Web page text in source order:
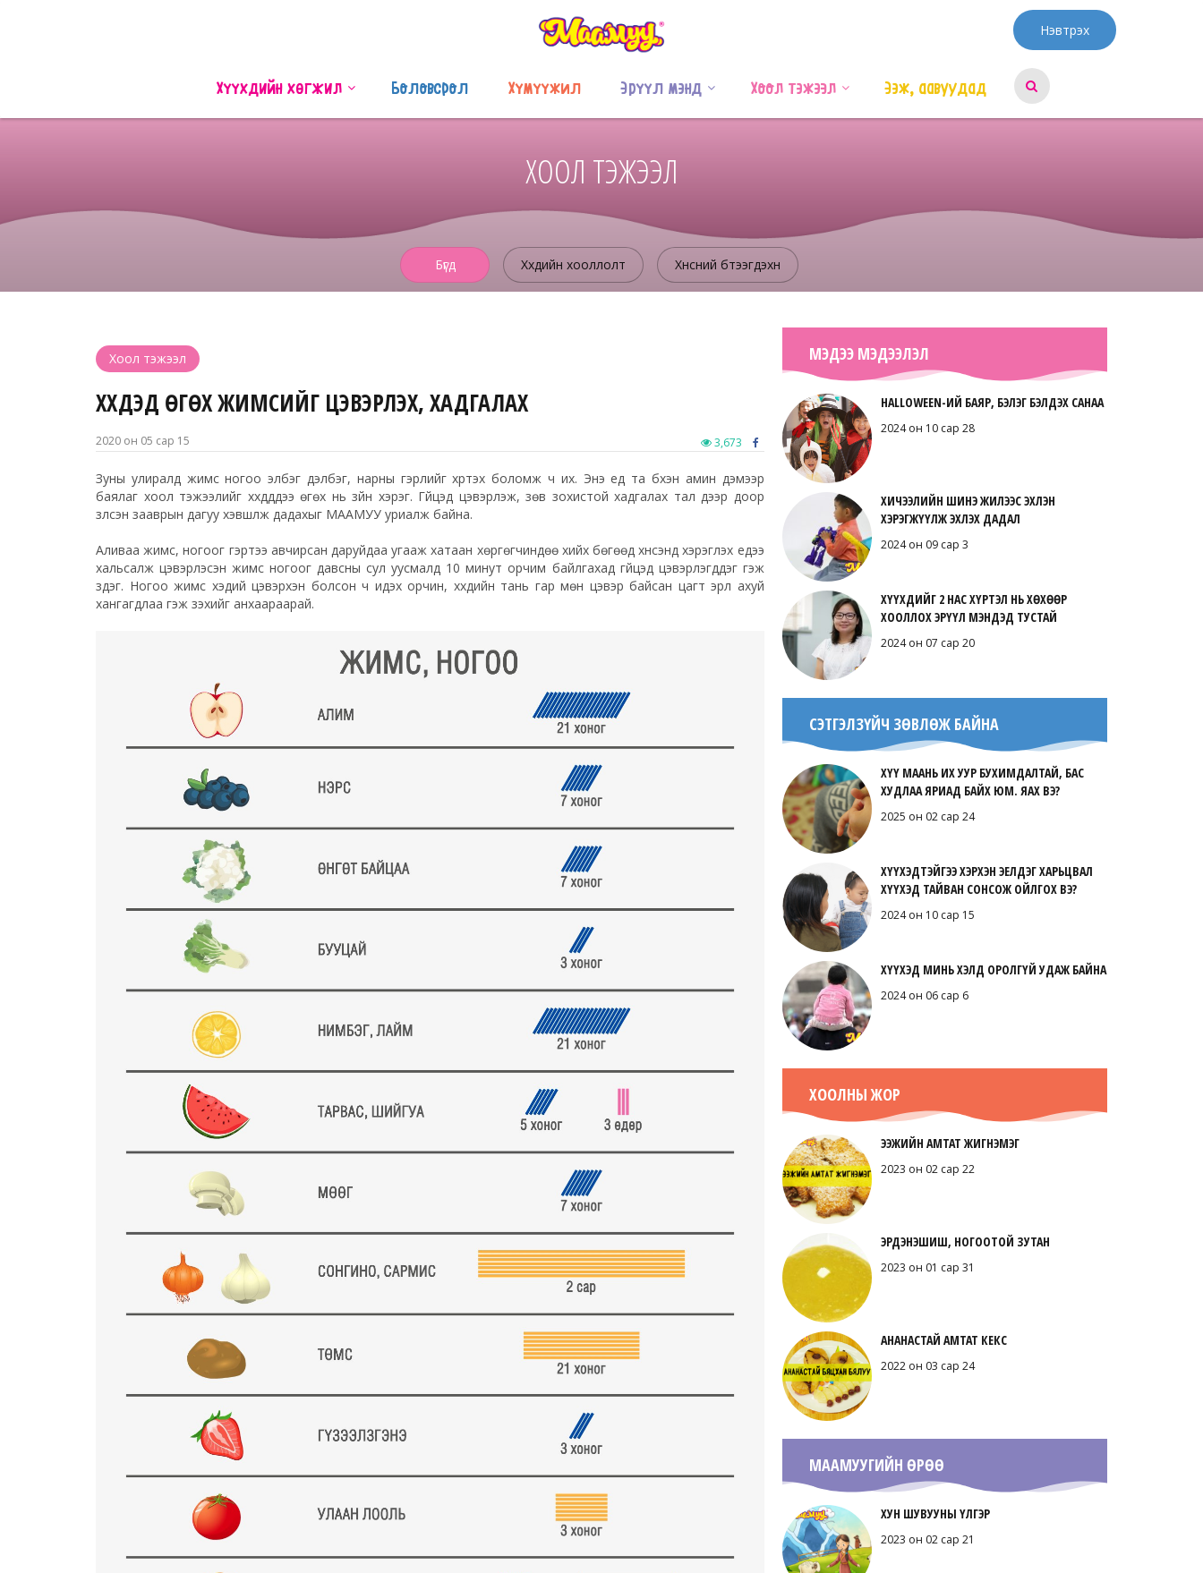
Нэвтрэх
Хүүхдийн хөгжил Боловсрол Хүмүүжил Эрүүл мэнд Хоол тэжээл Ээж, аавуудад
ХООЛ ТЭЖЭЭЛ
Бүгд Хүүхдийн хооллолт Хүнсний бүтээгдэхүүн
Хоол тэжээл
ХҮҮХДЭД ӨГӨХ ЖИМСИЙГ ЦЭВЭРЛЭХ, ХАДГАЛАХ
2020 он 05 сар 15 3,673
Зуны улиралд жимс ногоо элбэг дэлбэг, нарны гэрлийг хүртэх боломж ч их. Энэ үед та бүхэн амин дэмээр
баялаг хоол тэжээлийг хүүхдүүддээ өгөх нь зүйн хэрэг. Гүйцэд цэвэрлэж, зөв зохистой хадгалах тал дээр доор
үзүүлсэн зааврын дагуу хэвшүүлж дадахыг МААМУУ уриалж байна.
Аливаа жимс, ногоог гэртээ авчирсан даруйдаа угааж хатаан хөргөгчиндөө хийх бөгөөд хүнсэнд хэрэглэх үедээ
хальсалж цэвэрлэсэн жимс ногоог давсны сул уусмалд 10 минут орчим байлгахад гүйцэд цэвэрлэгддэг гэж
үздэг. Ногоо жимс хэдий цэвэрхэн болсон ч идэх орчин, хүүхдийн тань гар мөн цэвэр байсан цагт эрүүл ахуй
хангагдлаа гэж үзэхийг анхаараарай.
МЭДЭЭ МЭДЭЭЛЭЛ
HALLOWEEN-ИЙ БАЯР, БЭЛЭГ БЭЛДЭХ САНАА
2024 он 10 сар 28
ХИЧЭЭЛИЙН ШИНЭ ЖИЛЭЭС ЭХЛЭН
ХЭРЭГЖҮҮЛЖ ЭХЛЭХ ДАДАЛ
2024 он 09 сар 3
ХҮҮХДИЙГ 2 НАС ХҮРТЭЛ НЬ ХӨХӨӨР
ХООЛЛОХ ЭРҮҮЛ МЭНДЭД ТУСТАЙ
2024 он 07 сар 20
СЭТГЭЛЗҮЙЧ ЗӨВЛӨЖ БАЙНА
ХҮҮ МААНЬ ИХ УУР БУХИМДАЛТАЙ, БАС
ХУДЛАА ЯРИАД БАЙХ ЮМ. ЯАХ ВЭ?
2025 он 02 сар 24
ХҮҮХЭДТЭЙГЭЭ ХЭРХЭН ЭЕЛДЭГ ХАРЬЦВАЛ
ХҮҮХЭД ТАЙВАН СОНСОЖ ОЙЛГОХ ВЭ?
2024 он 10 сар 15
ХҮҮХЭД МИНЬ ХЭЛД ОРОЛГҮЙ УДАЖ БАЙНА
2024 он 06 сар 6
ХООЛНЫ ЖОР
ЭЭЖИЙН АМТАТ ЖИГНЭМЭГ
2023 он 02 сар 22
ЭРДЭНЭШИШ, НОГООТОЙ ЗУТАН
2023 он 01 сар 31
АНАНАСТАЙ АМТАТ КЕКС
2022 он 03 сар 24
МААМУУГИЙН ӨРӨӨ
ХУН ШУВУУНЫ ҮЛГЭР
2023 он 02 сар 21